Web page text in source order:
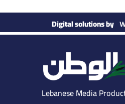
Digital solutions by